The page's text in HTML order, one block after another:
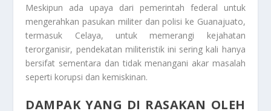
Meskipun ada upaya dari pemerintah federal untuk
mengerahkan pasukan militer dan polisi ke Guanajuato,
termasuk Celaya, untuk memerangi kejahatan
terorganisir, pendekatan militeristik ini sering kali hanya
bersifat sementara dan tidak menangani akar masalah
seperti korupsi dan kemiskinan.
DAMPAK YANG DI RASAKAN OLEH